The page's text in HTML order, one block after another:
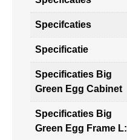
Specifcaties
Specificatie
Specificaties Big
Green Egg Cabinet
Specificaties Big
Green Egg Frame L: